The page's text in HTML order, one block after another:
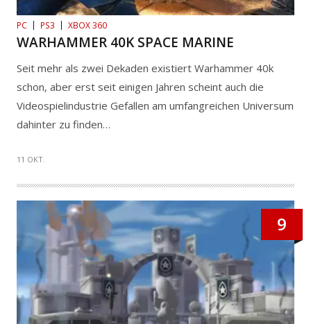
PC PS3 XBOX 360
WARHAMMER 40K SPACE MARINE
Seit mehr als zwei Dekaden existiert Warhammer 40k
schon, aber erst seit einigen Jahren scheint auch die
Videospielindustrie Gefallen am umfangreichen Universum
dahinter zu finden…
11 OKT.
9